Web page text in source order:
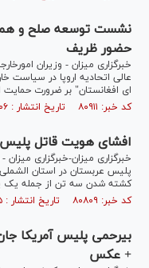
نشست توسعه صلح و
حضور ظریف
خبرگزاری میزان - وزیران
عالی اتحادیه اروپا در
ای افغانستان" بر ضرورت حمایت
کد خبر: ۸۰۹۱۱ تاریخ انتشار : ۱۳۹۴/۰۷/۰۶
افشای هویت قاتل
خبرگزاری میزان-خبرگزاری
پلیس عربستان در استان
کشته شدن سه تن از جمله یک
کد خبر: ۸۰۸۰۹ تاریخ انتشار : ۱۳۹۴/۰۷/۰۵
بیرحمی پلیس آمریکا
+ عکس